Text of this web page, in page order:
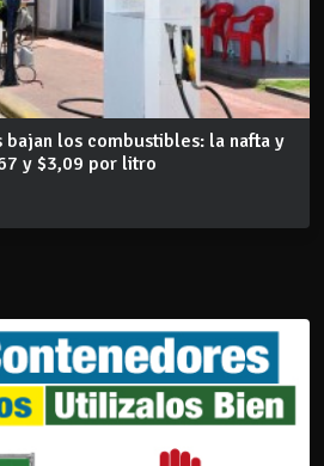
los combustibles: la nafta y
y $3,09 por litro